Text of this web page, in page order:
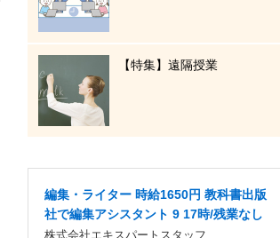
【特集】遠隔授業
編集・ライター 時給1650円 教科書出版
社で編集アシスタント 9 17時/残業なし
株式会社エキスパートスタッフ